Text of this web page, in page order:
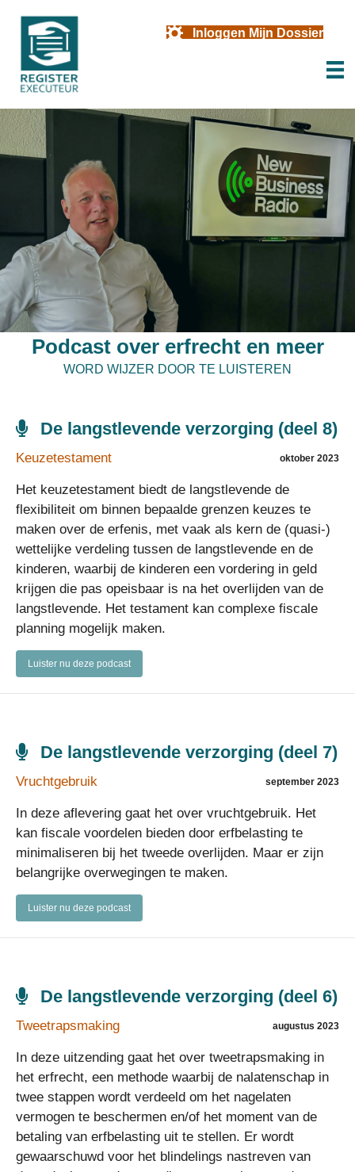
Inloggen Mijn Dossier
Podcast over erfrecht en meer
WORD WIJZER DOOR TE LUISTEREN
De langstlevende verzorging (deel 8)
Keuzetestament oktober 2023
Het keuzetestament biedt de langstlevende de
flexibiliteit om binnen bepaalde grenzen keuzes te
maken over de erfenis, met vaak als kern de (quasi-)
wettelijke verdeling tussen de langstlevende en de
kinderen, waarbij de kinderen een vordering in geld
krijgen die pas opeisbaar is na het overlijden van de
langstlevende. Het testament kan complexe fiscale
planning mogelijk maken.
Luister nu deze podcast
De langstlevende verzorging (deel 7)
Vruchtgebruik september 2023
In deze aflevering gaat het over vruchtgebruik. Het
kan fiscale voordelen bieden door erfbelasting te
minimaliseren bij het tweede overlijden. Maar er zijn
belangrijke overwegingen te maken.
Luister nu deze podcast
De langstlevende verzorging (deel 6)
Tweetrapsmaking augustus 2023
In deze uitzending gaat het over tweetrapsmaking in
het erfrecht, een methode waarbij de nalatenschap in
twee stappen wordt verdeeld om het nagelaten
vermogen te beschermen en/of het moment van de
betaling van erfbelasting uit te stellen. Er wordt
gewaarschuwd voor het blindelings nastreven van